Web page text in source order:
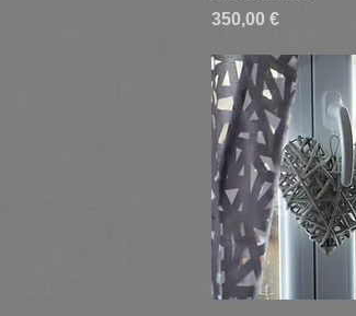
Prix
350,00 €